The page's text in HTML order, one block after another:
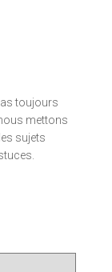
toujours
mettons
sujets